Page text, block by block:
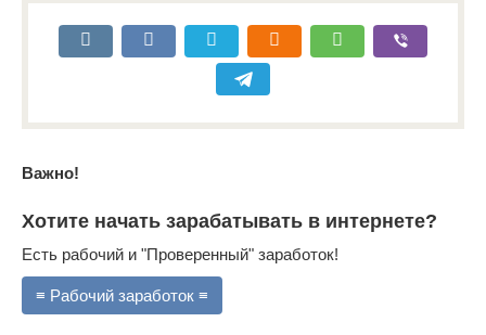
Важно!
Хотите начать зарабатывать в интернете?
Есть рабочий и "Проверенный" заработок!
≡ Рабочий заработок ≡